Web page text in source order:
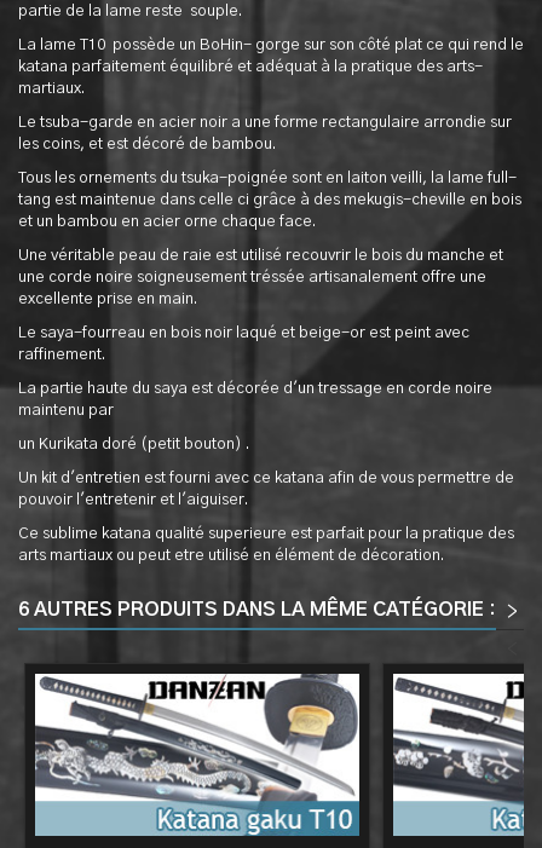
partie de la lame reste souple.
La lame T10 possède un BoHin- gorge sur son côté plat ce qui rend le
katana parfaitement équilibré et adéquat à la pratique des arts-
martiaux.
Le tsuba-garde en acier noir a une forme rectangulaire arrondie sur
les coins, et est décoré de bambou.
Tous les ornements du tsuka-poignée sont en laiton veilli, la lame full-
tang est maintenue dans celle ci grâce à des mekugis-cheville en bois
et un bambou en acier orne chaque face.
Une véritable peau de raie est utilisé recouvrir le bois du manche et
une corde noire soigneusement tréssée artisanalement offre une
excellente prise en main.
Le saya-fourreau en bois noir laqué et beige-or est peint avec
raffinement.
La partie haute du saya est décorée d'un tressage en corde noire
maintenu par
un Kurikata doré (petit bouton) .
Un kit d'entretien est fourni avec ce katana afin de vous permettre de
pouvoir l'entretenir et l'aiguiser.
Ce sublime katana qualité superieure est parfait pour la pratique des
arts martiaux ou peut etre utilisé en élément de décoration.
6 AUTRES PRODUITS DANS LA MÊME CATÉGORIE :
>